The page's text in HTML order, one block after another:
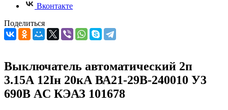
Вконтакте
Поделиться
Выключатель автоматический 2п
3.15А 12Iн 20кА ВА21-29В-240010 У3
690В AC КЭАЗ 101678